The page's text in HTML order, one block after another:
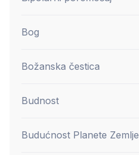
Bog
Božanska čestica
Budnost
Budućnost Planete Zemlje